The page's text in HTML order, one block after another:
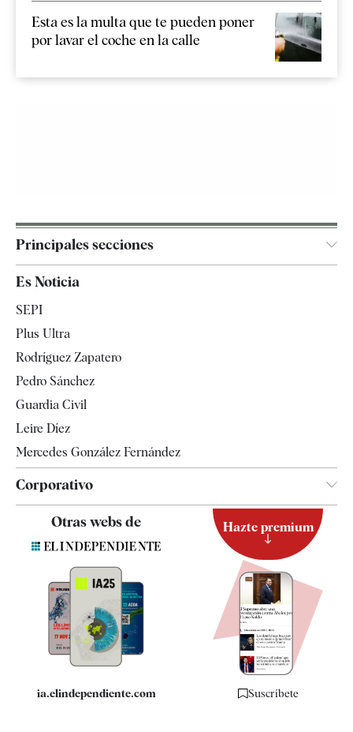
Esta es la multa que te pueden poner
por lavar el coche en la calle
Principales secciones
España
Televisión
Es Noticia
SEPI
Plus Ultra
Rodríguez Zapatero
Pedro Sánchez
Guardia Civil
Leire Díez
Mercedes González Fernández
Corporativo
Contacto
Quiénes somos
Especificaciones
Otras webs de
ia.elindependiente.com
Hazte premium
Suscríbete